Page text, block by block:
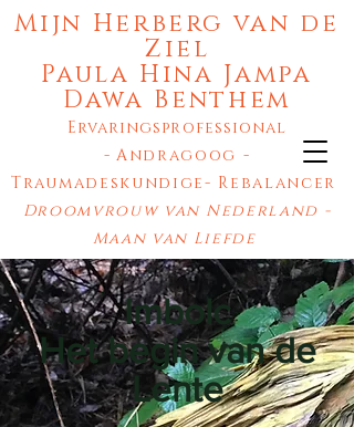
Mijn Herberg van de
Ziel
Paula Hina Jampa
Dawa Benthem
Ervaringsprofessional
- Andragoog -
Traumadeskundige- Rebalancer
Droomvrouw van Nederland -
Maan van Liefde
Deze website staat onder bescherming van de Serafijnen Orde
Engelen
Imbolc
Het begin van de
Lente